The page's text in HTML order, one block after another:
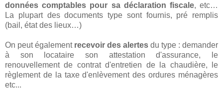
données comptables pour sa déclaration fiscale, etc…
La plupart des documents type sont fournis, pré remplis
(bail, état des lieux…)
On peut égalementrecevoir des alertes du type : demander
à son locataire son attestation d'assurance, le
renouvellement de contrat d'entretien de la chaudière, le
règlement de la taxe d'enlèvement des ordures ménagères
etc...